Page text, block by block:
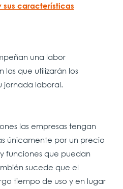
sus características
una labor
las que utilizarán los
jornada laboral.
las empresas tengan
únicamente por un precio
funciones que puedan
sucede que el
tiempo de uso y en lugar